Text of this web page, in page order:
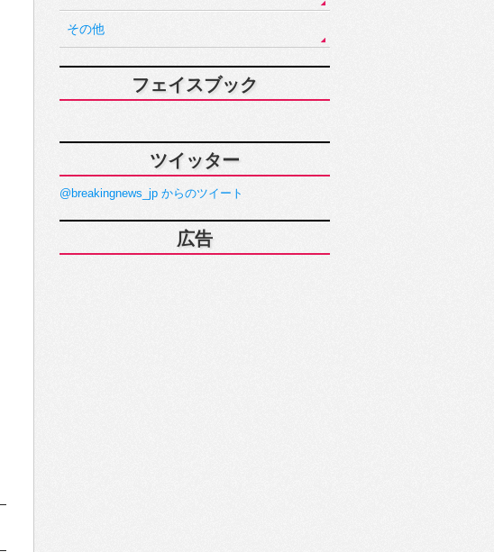
その他
フェイスブック
ツイッター
@breakingnews_jp からのツイート
広告